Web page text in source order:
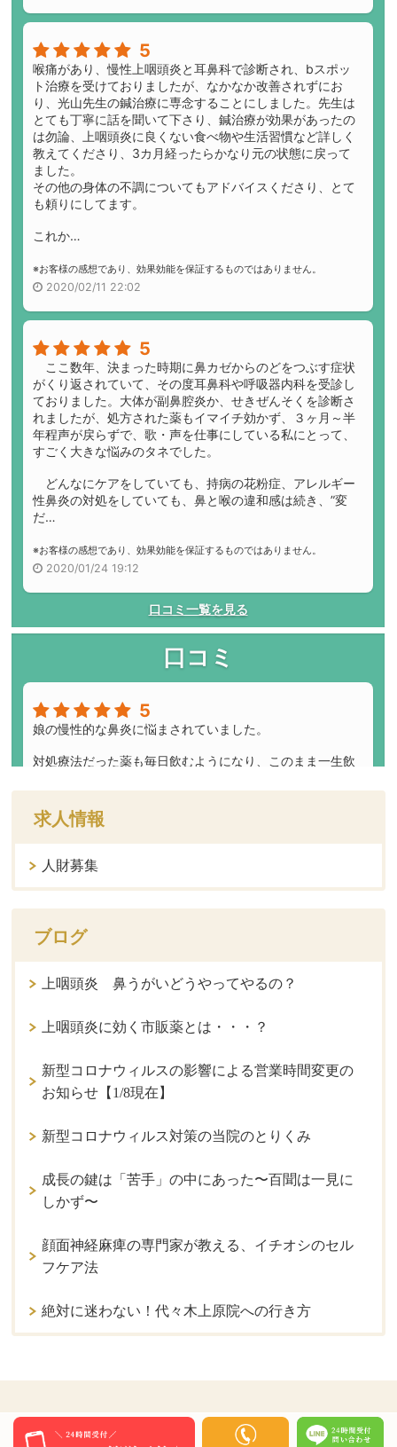
求人情報
人財募集
ブログ
上咽頭炎 鼻うがいどうやってやるの？
上咽頭炎に効く市販薬とは・・・？
新型コロナウィルスの影響による営業時間変更の
お知らせ【1/8現在】
新型コロナウィルス対策の当院のとりくみ
成長の鍵は「苦手」の中にあった〜百聞は一見に
しかず〜
顔面神経麻痺の専門家が教える、イチオシのセル
フケア法
絶対に迷わない！代々木上原院への行き方